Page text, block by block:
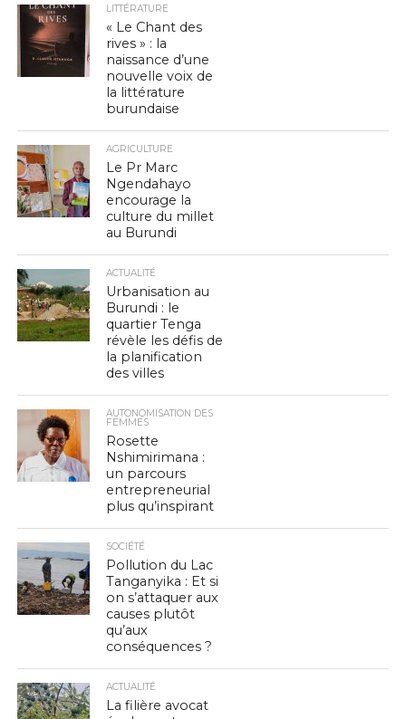
LITTÉRATURE
« Le Chant des
rives » : la
naissance d’une
nouvelle voix de
la littérature
burundaise
AGRICULTURE
Le Pr Marc
Ngendahayo
encourage la
culture du millet
au Burundi
ACTUALITÉ
Urbanisation au
Burundi : le
quartier Tenga
révèle les défis de
la planification
des villes
AUTONOMISATION DES
FEMMES
Rosette
Nshimirimana :
un parcours
entrepreneurial
plus qu’inspirant
SOCIÉTÉ
Pollution du Lac
Tanganyika : Et si
on s’attaquer aux
causes plutôt
qu’aux
conséquences ?
ACTUALITÉ
La filière avocat